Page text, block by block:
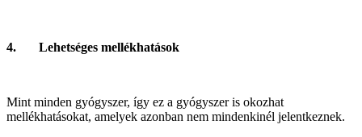
4. Lehetséges mellékhatások
Mint minden gyógyszer, így ez a gyógyszer is okozhat
mellékhatásokat, amelyek azonban nem mindenkinél jelentkeznek.